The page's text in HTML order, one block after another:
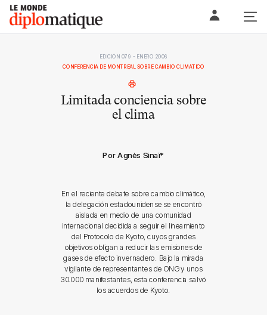
Skip
content
Le monde diplomatique
EDICIÓN 079 - ENERO 2006
CONFERENCIA DE MONTREAL SOBRE CAMBIO CLIMÁTICO
Limitada conciencia sobre
el clima
Por Agnès Sinaï*
En el reciente debate sobre cambio climático,
la delegación estadounidense se encontró
aislada en medio de una comunidad
internacional decidida a seguir el lineamiento
del Protocolo de Kyoto, cuyos grandes
objetivos obligan a reducir las emisiones de
gases de efecto invernadero. Bajo la mirada
vigilante de representantes de ONG y unos
30.000 manifestantes, esta conferencia salvó
los acuerdos de Kyoto.